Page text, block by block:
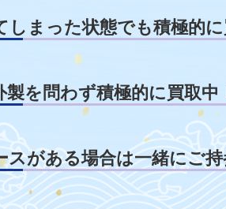
しまった状態でも積極的に
を問わず積極的に買取中
スがある場合は一緒にご